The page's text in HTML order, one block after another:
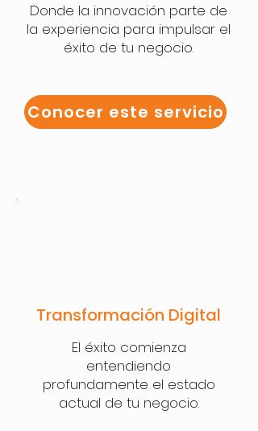
Donde la innovación parte de
la experiencia para impulsar el
éxito de tu negocio.
Conocer este servicio
Transformación Digital
El éxito comienza
entendiendo
profundamente el estado
actual de tu negocio.